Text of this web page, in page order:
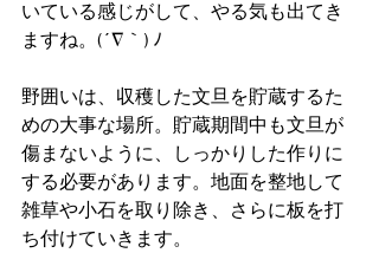
いている感じがして、やる気も出てき
ますね。(´∇｀) ﾉ
野囲いは、収穫した文旦を貯蔵するた
めの大事な場所。貯蔵期間中も文旦が
傷まないように、しっかりした作りに
する必要があります。地面を整地して
雑草や小石を取り除き、さらに板を打
ち付けていきます。